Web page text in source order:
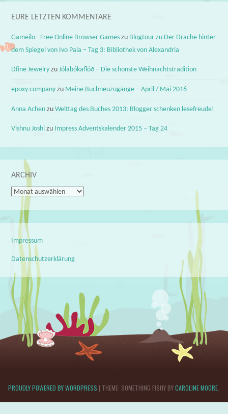
EURE LETZTEN KOMMENTARE
Gameilo - Free Online Browser Games zu Blogtour zu Der Drache hinter
dem Spiegel von Ivo Pala – Tag 3: Bibliothek von Alexandria
Dfine Jewelry zuJólabókaflóð – Die schönste Weihnachtstradition
epoxy company zu Meine Buchneuzugänge – April / Mai 2016
Anna Achen zuWelttag des Buches 2013: Blogger schenken lesefreude!
Vishnu Joshi zu Impress Adventskalender 2015 – Tag 24
ARCHIV
Archiv
Impressum
Datenschutzerklärung
PROUDLY POWERED BY WORDPRESS | THEME: SOMETHING FISHY BYCAROLINE MOORE